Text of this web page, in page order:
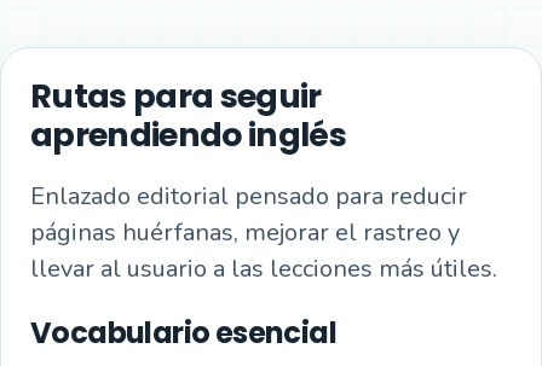
Rutas para seguir
aprendiendo inglés
Enlazado editorial pensado para reducir
páginas huérfanas, mejorar el rastreo y
llevar al usuario a las lecciones más útiles.
Vocabulario esencial